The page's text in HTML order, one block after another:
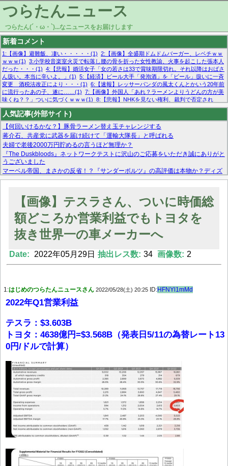
つらたんニュース
つらたん(´・ω・`)...なニュースをお届けします
新着コメント
1:【画像】避難飯、凄い・・・・・(1) 2:【画像】全盛期ドムドムバーガー、レベチｗｗ
ｗｗｗ(1) 3:小学校音楽室火災で転落し腰の骨を折った女性教諭、火事を起こした張本人
だった・・・(1) 4:【悲報】婚活女子「女の若さは33で賞味期限切れ。それ以降はおばさ
ん扱い。本当に辛いよ。」(1) 5:【経済】ビール大手「発泡酒」を「ビール」扱いに一斉
変更 酒税法改正により・・・(1) 6:【速報】レッサーパンダの風太くんとかいう20年前
に流行ったあの子、遂に……(1) 7:【画像】外国人「あれ？ラーメンよりうどんの方が美
味くね？？」ついに気づくｗｗｗ(1) 8:【悲報】NHKを見ない権利、裁判で否定され
る・・・(1) 9:欧州委員長「原発縮小は間違いでした」(1) 10:【悲報】日本企業の人手不
足、限界突破 52%「正社員も足りてません…」(1)
人気記事(外部サイト)
【何回いけるかな？】豚骨ラーメン替え玉チャレンジする
蒋介石、共産党に武器を届け続けて「運輸大隊長」と呼ばれる
夫婦で老後2000万円貯めるの言うほど無理か？
『The Duskbloods』ネットワークテストに沢山のご応募をいただき誠にありがと
うございました
マーベル帝国、まさかの反省！？『サンダーボルツ』の高評価は本物か？ディズ
ニーCEOの「量より質」宣言の裏で渦巻くファンの本音とMCUの未来を徹底考
【モー娘。石田亜佑美】ファーストテイク出演も新規獲得ならず？北川莉央が1
【画像あり】FacebookとかTwitterで拾ったエロ画像貼ってくよ
Powered by livedoor 相互RSS
【画像】テスラさん、ついに時価総
額どころか営業利益でもトヨタを
抜き世界一の車メーカーへ
Date: 2022年05月29日 抽出レス数: 34 画像数: 2
1:はじめのつらたんニュースさん 2022/05/28(土) 20:25 ID:HFNYl1mMd
2022年Q1営業利益
テスラ：$3.603B
トヨタ：4638億円=$3.568B（発表日5/11の為替レート13
0円/ドルで計算）